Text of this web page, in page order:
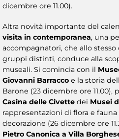
dicembre ore 11.00).
Altra novità importante del
visita in contemporanea, una
accompagnatori, che allo
gruppi distinti, conduce alla
museali. Si comincia con il
Giovanni Barracco e la storia
Barone (23 dicembre ore 11.00),
Casina delle Civette dei Musei
rappresentazioni di flora e
decorazione (26 dicembre ore
Pietro Canonica a Villa